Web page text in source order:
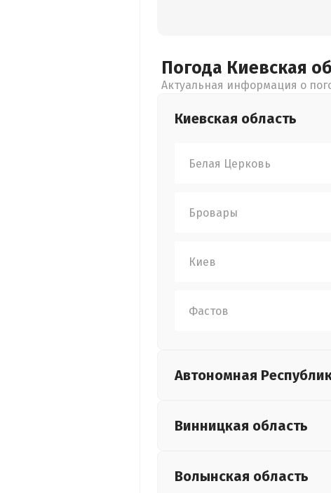
Погода Киевская
Актуальная информация о
Киевская область
Белая Церковь
Бровары
Киев
Фастов
Автономная
Винницкая область
Волынская область